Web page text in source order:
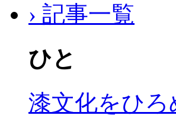
› 記事一覧
ひと
漆文化をひろ